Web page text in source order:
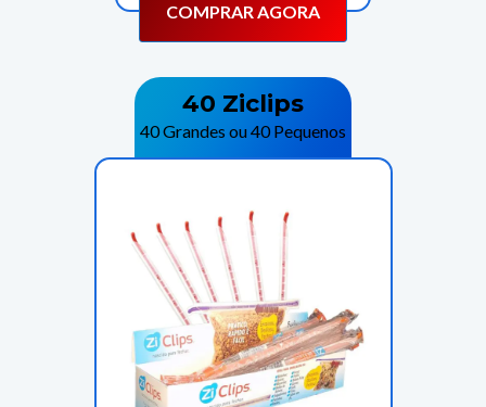
COMPRAR AGORA
40 Ziclips
40 Grandes ou 40 Pequenos